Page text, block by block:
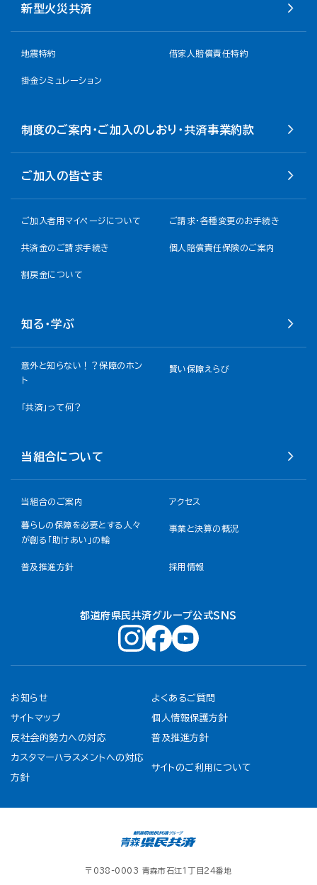
新型火災共済
地震特約 借家人賠償責任特約
掛金シミュレーション
制度のご案内・ご加入のしおり・共済事業約款
ご加入の皆さま
ご加入者用マイページについて ご請求・各種変更のお手続き
共済金のご請求手続き 個人賠償責任保険のご案内
割戻金について​
知る・学ぶ
意外と知らない！？保障のホン
ト
賢い保障えらび
「共済」って何？
当組合について
当組合のご案内 アクセス
暮らしの保障を必要とする人々
が創る「助けあい」の輪
事業と決算の概況
普及推進方針 採用情報
都道府県民共済グループ公式ＳＮＳ
お知らせ よくあるご質問
サイトマップ 個人情報保護方針
反社会的勢力への対応 普及推進方針
カスタマーハラスメントへの対応
方針
サイトのご利用について
〒038-0003 青森市石江1丁目24番地